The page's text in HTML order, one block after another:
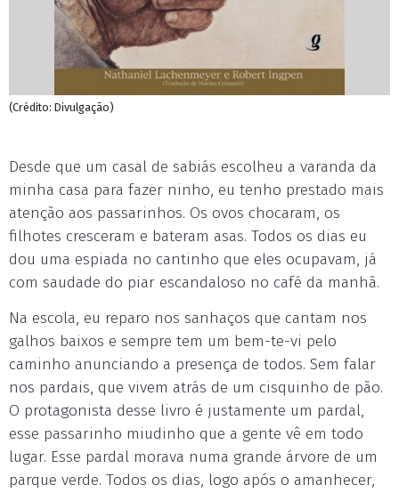
(Crédito: Divulgação)
Desde que um casal de sabiás escolheu a varanda da
minha casa para fazer ninho, eu tenho prestado mais
atenção aos passarinhos. Os ovos chocaram, os
filhotes cresceram e bateram asas. Todos os dias eu
dou uma espiada no cantinho que eles ocupavam, já
com saudade do piar escandaloso no café da manhã.
Na escola, eu reparo nos sanhaços que cantam nos
galhos baixos e sempre tem um bem-te-vi pelo
caminho anunciando a presença de todos. Sem falar
nos pardais, que vivem atrás de um cisquinho de pão.
O protagonista desse livro é justamente um pardal,
esse passarinho miudinho que a gente vê em todo
lugar. Esse pardal morava numa grande árvore de um
parque verde. Todos os dias, logo após o amanhecer,